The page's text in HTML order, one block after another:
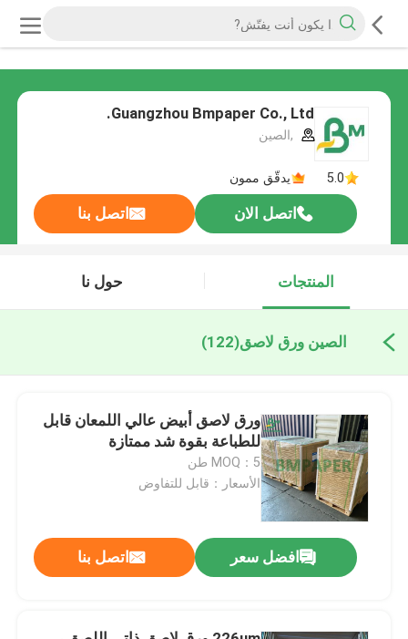
Guangzhou Bmpaper Co., Ltd.
,الصين
5.0 يدقّق ممون
اتصل الان اتصل بنا
المنتجات حول نا
الصين ورق لاصق(122)
ورق لاصق أبيض عالي اللمعان قابل
للطباعة بقوة شد ممتازة
MOQ：5 طن
الأسعار：قابل للتفاوض
افضل سعر اتصل بنا